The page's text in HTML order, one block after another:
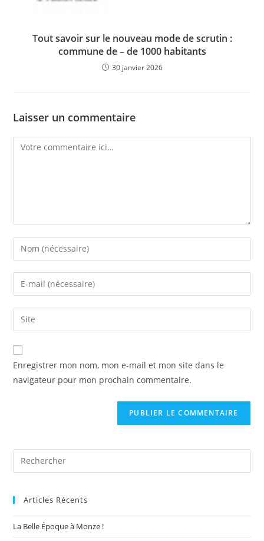
Tout savoir sur le nouveau mode de scrutin :
commune de – de 1000 habitants
30 janvier 2026
Laisser un commentaire
Comment
Enter
your
name
comment
Enter
your
email
address
comment
Saisir
l’URL
de
votre
(facultatif)
Enregistrer mon nom, mon e-mail et mon site dans le
navigateur pour mon prochain commentaire.
Articles Récents
La Belle Époque à Monze !